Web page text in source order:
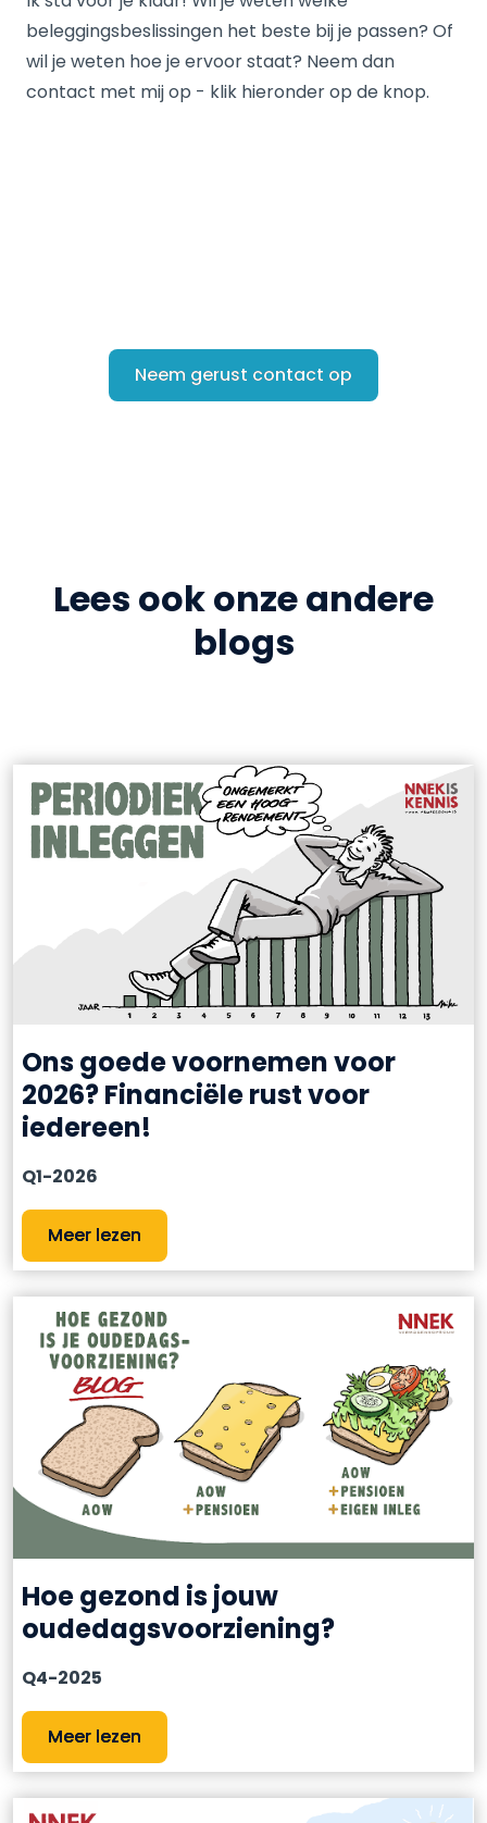
beleggingsbeslissingen het beste bij je passen? Of
wil je weten hoe je ervoor staat? Neem dan
contact met mij op - klik hieronder op de knop.
Neem gerust contact op
Lees ook onze andere
blogs
Ons goede voornemen voor
2026? Financiële rust voor
iedereen!
Q1-2026
Meer lezen
Hoe gezond is jouw
oudedagsvoorziening?
Q4-2025
Meer lezen